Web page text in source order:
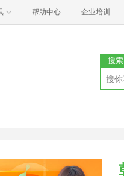
帮助中心 企业培训
搜索